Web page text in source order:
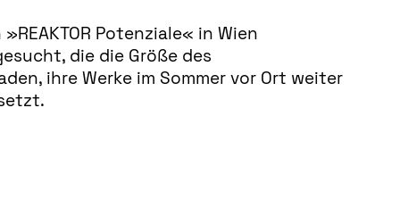
Potenziale« in Wien
die die Größe des
ihre Werke im Sommer vor Ort weiter